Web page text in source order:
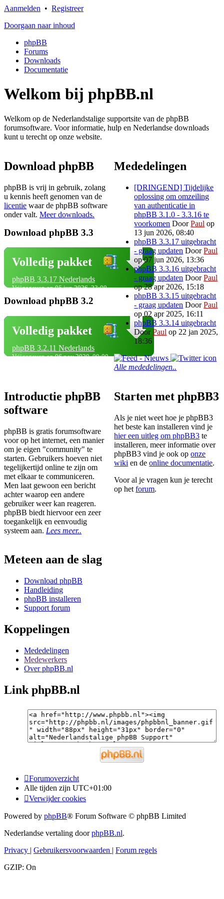
Aanmelden • Registreer
Doorgaan naar inhoud
phpBB
Forums
Downloads
Documentatie
Welkom bij phpBB.nl
Welkom op de Nederlandstalige supportsite van de phpBB
forumsoftware. Voor informatie, hulp en Nederlandse downloads
kunt u terecht op onze website.
Download phpBB
phpBB is vrij in gebruik, zolang
u kennis heeft genomen van de
licentie waar de phpBB software
onder valt. Meer downloads.
Download phpBB 3.3
Volledig pakket
phpBB 3.3.17 Nederlands
Vrijgegeven op 05 jun 2026, 23:00
Download phpBB 3.2
Volledig pakket
phpBB 3.2.11 Nederlands
Vrijgegeven op 06 nov 2020, 00:00
Mededelingen
[DRINGEND] Tijdelijke
oplossing om omzeiling
van authenticatie in
phpBB 3.1.0 - 3.3.16 te
voorkomen DoorPaul op
13 jun 2026, 08:40
phpBB 3.3.17 uitgebracht
- graag updaten DoorPaul
op 07 jun 2026, 13:36
phpBB 3.3.16 uitgebracht
- graag updaten DoorPaul
op 28 apr 2026, 15:18
phpBB 3.3.15 uitgebracht
- graag updaten DoorPaul
op 02 apr 2025, 16:11
phpBB 3.3.14 uitgebracht
DoorPaul op 22 jan 2025,
18:36
Alle mededelingen..
Introductie phpBB
software
phpBB is gratis forumsoftware
voor op het internet, een manier
om je eigen "community" te
starten. Gebruikers hoeven niet
tegelijkertijd online te zijn om
met elkaar te communiceren.
Men laat gewoon een bericht
achter waarop een andere
gebruiker weer kan reageren.
phpBB biedt hiervoor een zeer
toegankelijk en eenvoudig
systeem aan. Lees meer..
Starten met phpBB3
Als je niet weet hoe je phpBB3
het beste kan installeren vind je
hier een uitleg om phpBB3 te
installeren, meer informatie over
phpBB3 vind je ook oponze
wiki en deonline documentatie.
Voor al je vragen kun je terecht
op hetforum.
Meteen aan de slag
Download phpBB
Handleiding
phpBB installeren
Support forum
Koppelingen
Mededelingen
Medewerkers
Over phpBB.nl
Link phpBB.nl
Forumoverzicht
Alle tijden zijn UTC+01:00
Verwijder cookies
Powered by phpBB® Forum Software © phpBB Limited
Nederlandse vertaling doorphpBB.nl.
Privacy | Gebruikersvoorwaarden | Forum regels
GZIP: On